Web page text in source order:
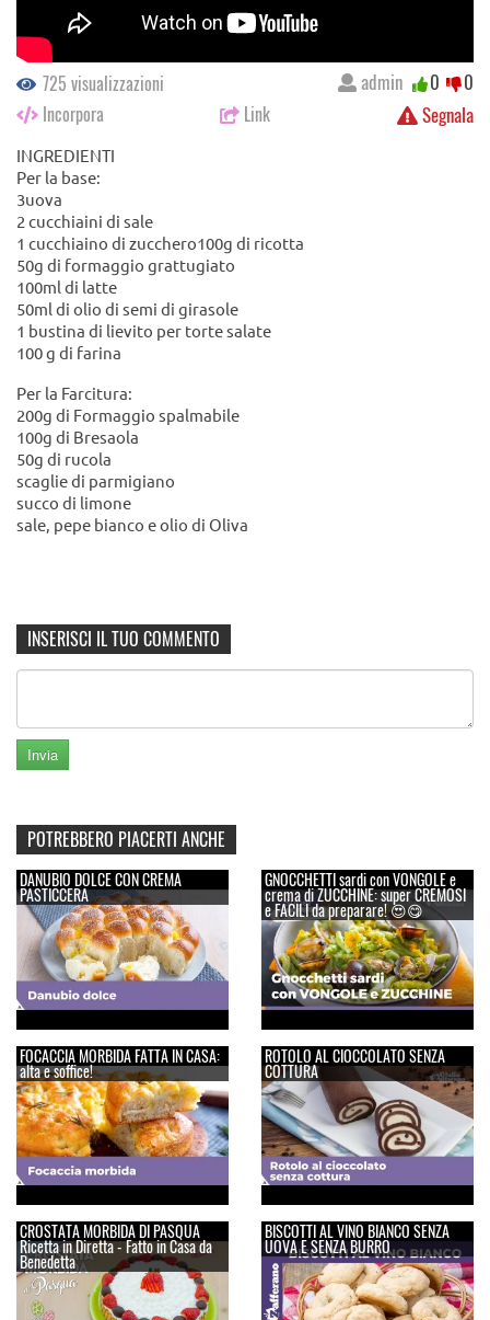
725 visualizzazioni
Incorpora
Link Segnala
admin 0 0
INGREDIENTI
Per la base:
3uova
2 cucchiaini di sale
1 cucchiaino di zucchero100g di ricotta
50g di formaggio grattugiato
100ml di latte
50ml di olio di semi di girasole
1 bustina di lievito per torte salate
100 g di farina
Per la Farcitura:
200g di Formaggio spalmabile
100g di Bresaola
50g di rucola
scaglie di parmigiano
succo di limone
sale, pepe bianco e olio di Oliva
INSERISCI IL TUO COMMENTO
POTREBBERO PIACERTI ANCHE
DANUBIO DOLCE CON CREMA
PASTICCERA
GNOCCHETTI sardi con VONGOLE e
crema di ZUCCHINE: super CREMOSI
e FACILI da preparare! 😍😋
FOCACCIA MORBIDA FATTA IN CASA:
alta e soffice!
ROTOLO AL CIOCCOLATO SENZA
COTTURA
CROSTATA MORBIDA DI PASQUA
Ricetta in Diretta - Fatto in Casa da
Benedetta
BISCOTTI AL VINO BIANCO SENZA
UOVA E SENZA BURRO